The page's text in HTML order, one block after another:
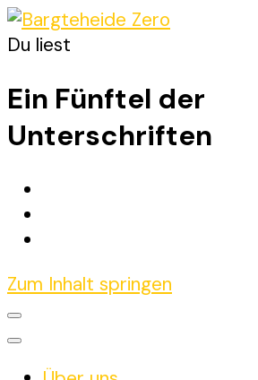
Du liest
Ein Fünftel der
Unterschriften
Zum Inhalt springen